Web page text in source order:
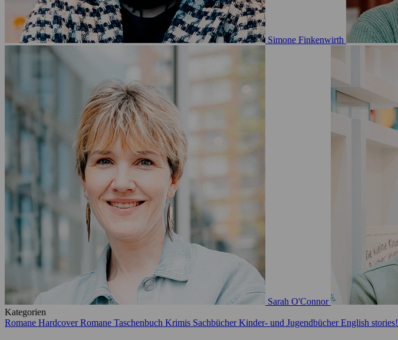
Simone Finkenwirth
Sarah O'Connor
Kategorien
Romane HardcoverRomane Taschenbuch Krimis SachbücherKinder- und JugendbücherEnglish stories!